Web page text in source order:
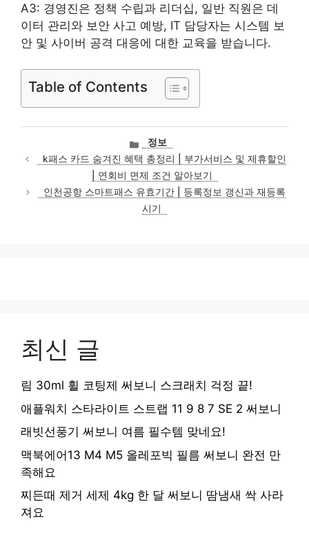
A3: 경영진은 정책 수립과 리더십, 일반 직원은 데
이터 관리와 보안 사고 예방, IT 담당자는 시스템 보
안 및 사이버 공격 대응에 대한 교육을 받습니다.
Table of Contents
카
테
고
리
정보
k패스 카드 숨겨진 혜택 총정리 | 부가서비스 및 제휴할인
| 연회비 면제 조건 알아보기
인천공항 스마트패스 유효기간 | 등록정보 갱신과 재등록
시기
최신 글
림 30ml 휠 코팅제 써보니 스크래치 걱정 끝!
애플워치 스타라이트 스트랩 11 9 8 7 SE 2 써보니
래빗선풍기 써보니 여름 필수템 맞네요!
맥북에어13 M4 M5 올레포빅 필름 써보니 완전 만
족해요
찌든때 제거 세제 4kg 한 달 써보니 땀냄새 싹 사라
져요